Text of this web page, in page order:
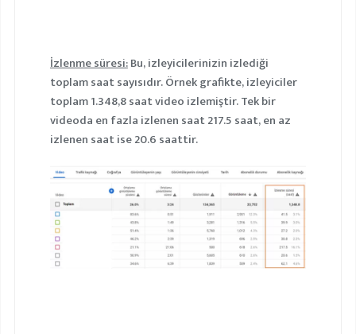
İzlenme süresi:Bu, izleyicilerinizin izlediği
toplam saat sayısıdır. Örnek grafikte, izleyiciler
toplam 1.348,8 saat video izlemiştir. Tek bir
videoda en fazla izlenen saat 217.5 saat, en az
izlenen saat ise 20.6 saattir.